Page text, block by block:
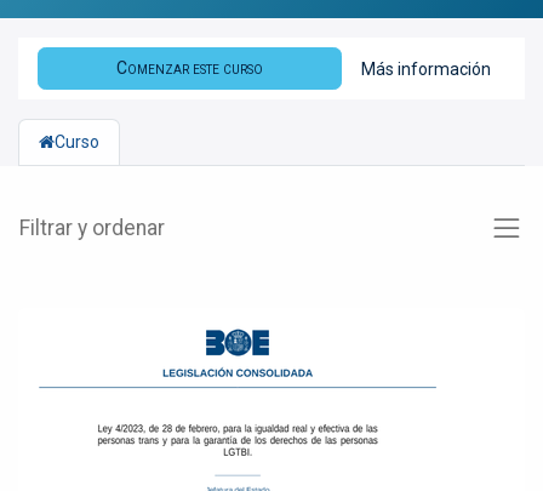
Comenzar este curso Más información
Curso
Filtrar y ordenar